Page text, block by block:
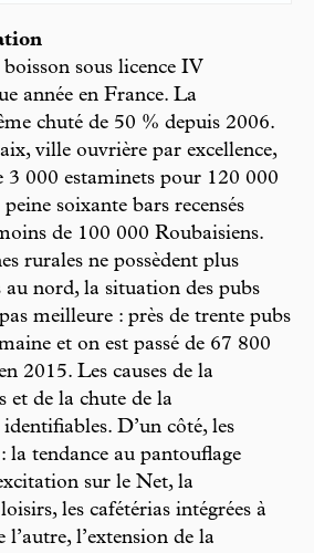
sous licence IV
année en France. La
chuté de 50 % depuis 2006.
ville ouvrière par excellence,
000 estaminets pour 120 000
soixante bars recensés
de 100 000 Roubaisiens.
rurales ne possèdent plus
nord, la situation des pubs
meilleure : près de trente pubs
et on est passé de 67 800
2015. Les causes de la
et de la chute de la
D’un côté, les
la tendance au pantouflage
sur le Net, la
les cafétérias intégrées à
l’autre, l’extension de la